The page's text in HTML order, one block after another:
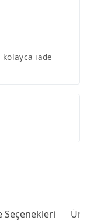
iade
Seçenekleri